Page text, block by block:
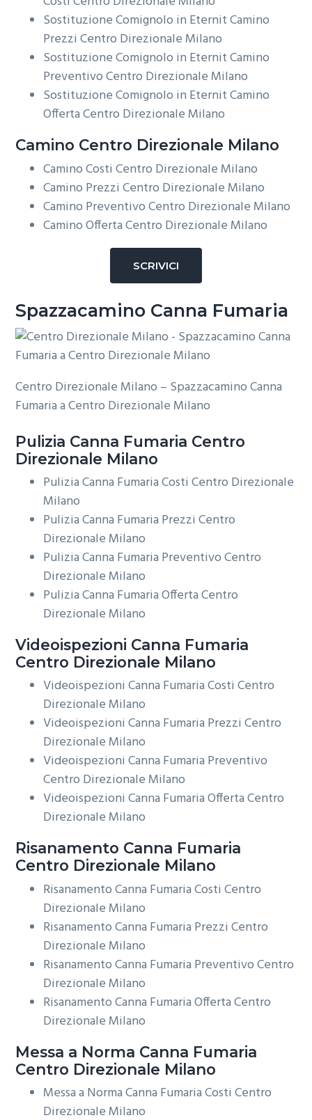
Sostituzione Comignolo in Eternit Camino
Prezzi Centro Direzionale Milano
Sostituzione Comignolo in Eternit Camino
Preventivo Centro Direzionale Milano
Sostituzione Comignolo in Eternit Camino
Offerta Centro Direzionale Milano
Camino Centro Direzionale Milano
Camino Costi Centro Direzionale Milano
Camino Prezzi Centro Direzionale Milano
Camino Preventivo Centro Direzionale Milano
Camino Offerta Centro Direzionale Milano
SCRIVICI
Spazzacamino Canna Fumaria
Centro Direzionale Milano – Spazzacamino Canna
Fumaria a Centro Direzionale Milano
Pulizia Canna Fumaria Centro
Direzionale Milano
Pulizia Canna Fumaria Costi Centro Direzionale
Milano
Pulizia Canna Fumaria Prezzi Centro
Direzionale Milano
Pulizia Canna Fumaria Preventivo Centro
Direzionale Milano
Pulizia Canna Fumaria Offerta Centro
Direzionale Milano
Videoispezioni Canna Fumaria
Centro Direzionale Milano
Videoispezioni Canna Fumaria Costi Centro
Direzionale Milano
Videoispezioni Canna Fumaria Prezzi Centro
Direzionale Milano
Videoispezioni Canna Fumaria Preventivo
Centro Direzionale Milano
Videoispezioni Canna Fumaria Offerta Centro
Direzionale Milano
Risanamento Canna Fumaria
Centro Direzionale Milano
Risanamento Canna Fumaria Costi Centro
Direzionale Milano
Risanamento Canna Fumaria Prezzi Centro
Direzionale Milano
Risanamento Canna Fumaria Preventivo Centro
Direzionale Milano
Risanamento Canna Fumaria Offerta Centro
Direzionale Milano
Messa a Norma Canna Fumaria
Centro Direzionale Milano
Messa a Norma Canna Fumaria Costi Centro
Direzionale Milano